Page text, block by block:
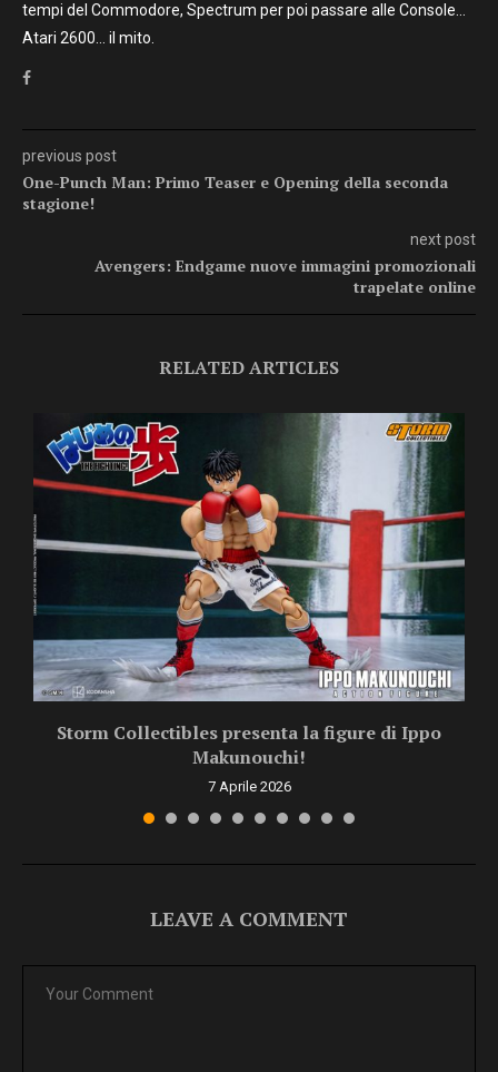
tempi del Commodore, Spectrum per poi passare alle Console…
Atari 2600… il mito.
previous post
One-Punch Man: Primo Teaser e Opening della seconda
stagione!
next post
Avengers: Endgame nuove immagini promozionali
trapelate online
RELATED ARTICLES
Storm Collectibles presenta la figure di Ippo
Makunouchi!
7 Aprile 2026
LEAVE A COMMENT